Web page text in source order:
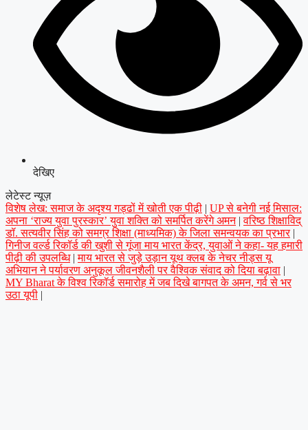
देखिए
लेटेस्ट न्यूज़
विशेष लेख: समाज के अदृश्य गड्ढों में खोती एक पीढ़ी | UP से बनेगी नई मिसाल:
अपना ‘राज्य युवा पुरस्कार’ युवा शक्ति को समर्पित करेंगे अमन | वरिष्ठ शिक्षाविद्
डॉ. सत्यवीर सिंह को समग्र शिक्षा (माध्यमिक) के जिला समन्वयक का प्रभार |
गिनीज वर्ल्ड रिकॉर्ड की खुशी से गूंजा माय भारत केंद्र, युवाओं ने कहा- यह हमारी
पीढ़ी की उपलब्धि | माय भारत से जुड़े उड़ान यूथ क्लब के नेचर नीड्स यू
अभियान ने पर्यावरण अनुकूल जीवनशैली पर वैश्विक संवाद को दिया बढ़ावा |
MY Bharat के विश्व रिकॉर्ड समारोह में जब दिखे बागपत के अमन, गर्व से भर
उठा यूपी |